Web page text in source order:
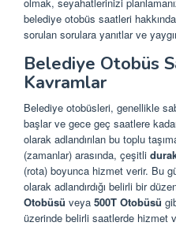
belediye otobüs saatleri
sorulan sorulara yanıtlar ve
Belediye Otobüs
Kavramlar
Belediye otobüsleri, genellikle
başlar ve gece geç saatlere
olarak adlandırılan bu toplu
(zamanlar) arasında, çeşitli
(rota) boyunca hizmet verir. Bu
olarak adlandırdığı belirli bir
Otobüsü veya 500T Otobüsü
üzerinde belirli saatlerde hizmet